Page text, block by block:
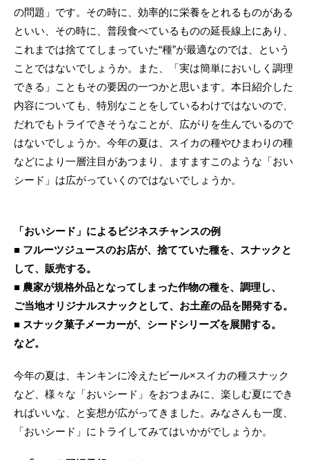
の問題」です。その時に、効率的に栄養をとれるものがある
といい、その時に、普段食べているものの延長線上にあり、
これまでは捨ててしまっていた“種”が最適なのでは、という
ことではないでしょうか。また、「実は簡単においしく調理
できる」こともその要因の一つかと思います。本日紹介した
内容についても、特別なことをしているわけではないので、
だれでもトライできそうなことが、広がりを生んでいるので
はないでしょうか。今年の夏は、スイカの種やひまわりの種
などにより一層注目があつまり、ますますこのような「おい
シード」は広がっていくのではないでしょうか。
「おいシード」によるビジネスチャンスの例
■ フルーツジュースのお店が、捨てていた種を、スナックと
して、販売する。
■ 農家が規格外品となってしまった作物の種を、調理し、
ご当地オリジナルスナックとして、お土産の品を開発する。
■ スナック菓子メーカーが、シードシリーズを展開する。
など。
今年の夏は、キンキンに冷えたビール×スイカの種スナック
など、様々な「おいシード」をおつまみに、楽しむ夏にでき
ればいいな、と妄想が広がってきました。みなさんも一度、
「おいシード」にトライしてみてはいかがでしょうか。